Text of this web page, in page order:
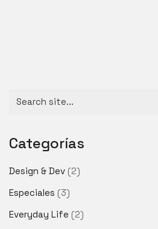
Search
Categorías
Design & Dev (2)
Especiales (3)
Everyday Life (2)